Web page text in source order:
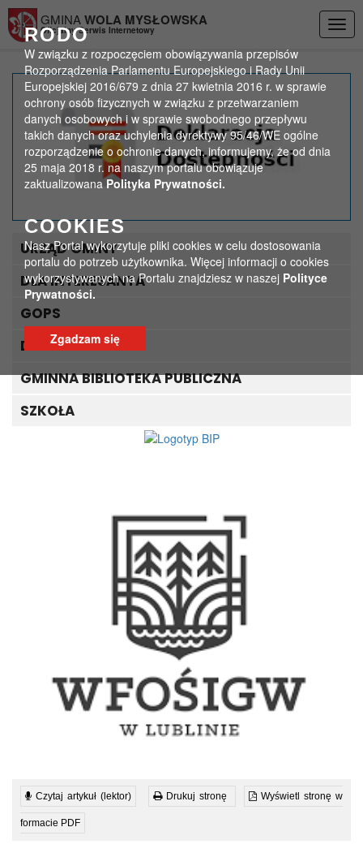
RODO
W związku z rozpoczęciem obowiązywania przepisów
Rozporządzenia Parlamentu Europejskiego i Rady Unii
Europejskiej 2016/679 z dnia 27 kwietnia 2016 r. w sprawie
ochrony osób fizycznych w związku z przetwarzaniem
danych osobowych i w sprawie swobodnego przepływu
takich danych oraz uchylenia dyrektywy 95/46/WE ogólne
rozporządzenie o ochronie danych, informujemy, że od dnia
25 maja 2018 r. na naszym portalu obowiązuje
zaktualizowanaPolityka Prywatności.
COOKIES
Nasz Portal wykorzytuje pliki cookies w celu dostosowania
portalu do potrzeb użytkownika. Więcej informacji o cookies
wykorzystywanych na Portalu znajdziesz w naszej Polityce
Prywatności.
Zgadzam się
GMINA WOLA MYSŁOWSKA
Oficjalny Serwis Internetowy
WSTRZYMANY NABÓR
WNIOSKÓW W RAMACH
PROGRAMU „CZYSTE
POWIETRZE”
Strona główna > Program Czyste Powietrze
WSTRZYMANY NABÓR WNIOSKÓW W RAMACH PROGRAMU
„CZYSTE POWIETRZE”
URZĄD GMINY
DLA INTERESANTA
GOPS
DLA TURYSTY
GMINNA BIBLIOTEKA PUBLICZNA
SZKOŁA
Czytaj artykuł (lektor) Drukuj stronę Wyświetl stronę w
formacie PDF